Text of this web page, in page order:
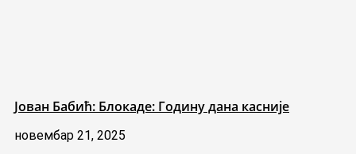
Јован Бабић: Блокаде: Годину дана касније
новембар 21, 2025